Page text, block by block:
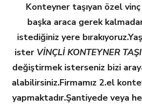
Konteyner taşıyan özel vinç
başka araca gerek
istediğiniz yere bırakıyoruz.
ister VİNÇLİ KONTEYNER
değiştirmek isterseniz bizi
alabilirsiniz.Firmamız 2.el
yapmaktadır.Şantiyede veya